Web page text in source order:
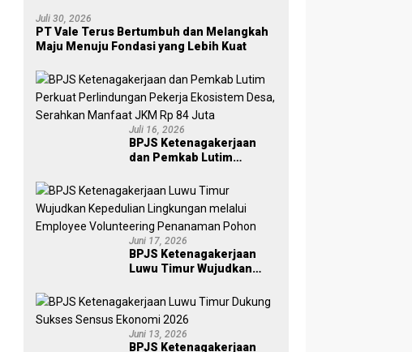
Juli 30, 2026
PT Vale Terus Bertumbuh dan Melangkah
Maju Menuju Fondasi yang Lebih Kuat
Juli 16, 2026
BPJS Ketenagakerjaan
dan Pemkab Lutim
Pekerja Ekosistem Desa,
Serahkan Manfaat JKM Rp
84 Juta
Juni 17, 2026
BPJS Ketenagakerjaan
Luwu Timur Wujudkan
melalui Employee
Volunteering Penanaman
Pohon
Juni 13, 2026
BPJS Ketenagakerjaan